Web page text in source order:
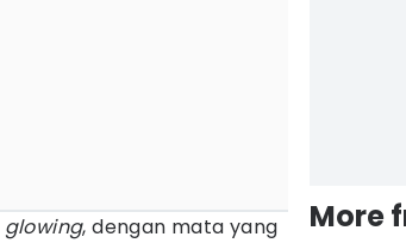
glowing, dengan mata yang
More